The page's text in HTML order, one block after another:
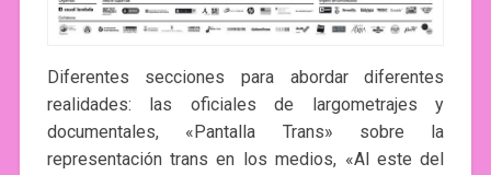
Diferentes secciones para abordar diferentes
realidades: las oficiales de largometrajes y
documentales, «Pantalla Trans» sobre la
representación trans en los medios, «Al este del